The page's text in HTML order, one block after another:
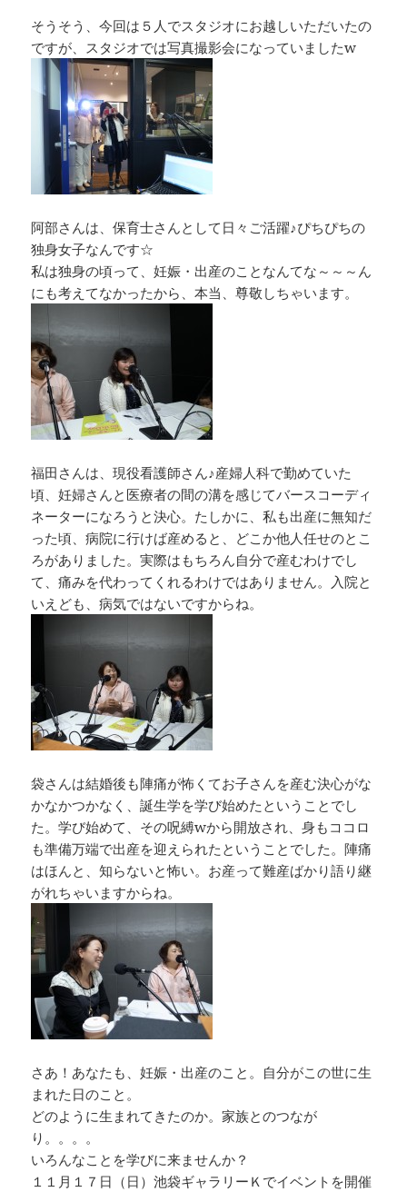
そうそう、今回は５人でスタジオにお越しいただいたの
ですが、スタジオでは写真撮影会になっていましたw
阿部さんは、保育士さんとして日々ご活躍♪ぴちぴちの
独身女子なんです☆
私は独身の頃って、妊娠・出産のことなんてな～～～ん
にも考えてなかったから、本当、尊敬しちゃいます。
福田さんは、現役看護師さん♪産婦人科で勤めていた
頃、妊婦さんと医療者の間の溝を感じてバースコーディ
ネーターになろうと決心。たしかに、私も出産に無知だ
った頃、病院に行けば産めると、どこか他人任せのとこ
ろがありました。実際はもちろん自分で産むわけでし
て、痛みを代わってくれるわけではありません。入院と
いえども、病気ではないですからね。
袋さんは結婚後も陣痛が怖くてお子さんを産む決心がな
かなかつかなく、誕生学を学び始めたということでし
た。学び始めて、その呪縛wから開放され、身もココロ
も準備万端で出産を迎えられたということでした。陣痛
はほんと、知らないと怖い。お産って難産ばかり語り継
がれちゃいますからね。
さあ！あなたも、妊娠・出産のこと。自分がこの世に生
まれた日のこと。
どのように生まれてきたのか。家族とのつなが
り。。。。
いろんなことを学びに来ませんか？
１１月１７日（日）池袋ギャラリーＫでイベントを開催